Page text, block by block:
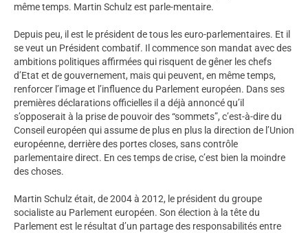
même temps. Martin Schulz est parle-mentaire.
Depuis peu, il est le président de tous les euro-parlementaires. Et il
se veut un Président combatif. Il commence son mandat avec des
ambitions politiques affirmées qui risquent de gêner les chefs
d’Etat et de gouvernement, mais qui peuvent, en même temps,
renforcer l’image et l’influence du Parlement européen. Dans ses
premières déclarations officielles il a déjà annoncé qu’il
s’opposerait à la prise de pouvoir des “sommets”, c’est-à-dire du
Conseil européen qui assume de plus en plus la direction de l’Union
européenne, derrière des portes closes, sans contrôle
parlementaire direct. En ces temps de crise, c’est bien la moindre
des choses.
Martin Schulz était, de 2004 à 2012, le président du groupe
socialiste au Parlement européen. Son élection à la tête du
Parlement est le résultat d’un partage des responsabilités entre